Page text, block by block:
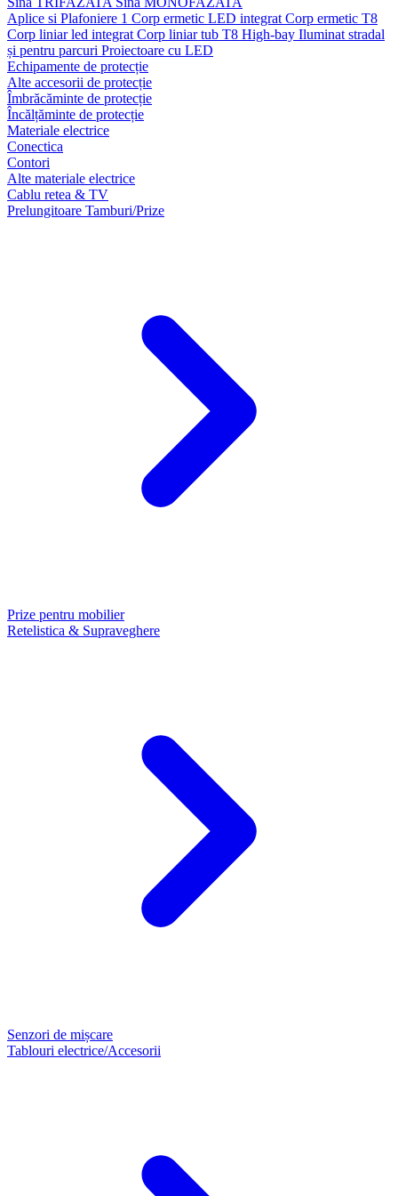
Aplice si Plafoniere 1 Corp ermetic LED integrat Corp ermetic T8
Corp liniar led integrat Corp liniar tub T8 High-bay Iluminat stradal
și pentru parcuri Proiectoare cu LED
Echipamente de protecție
Alte accesorii de protecție
Îmbrăcăminte de protecție
Încălțăminte de protecție
Materiale electrice
Conectica
Contori
Alte materiale electrice
Cablu retea & TV
Prelungitoare Tamburi/Prize
Prize pentru mobilier
Retelistica & Supraveghere
Senzori de mișcare
Tablouri electrice/Accesorii